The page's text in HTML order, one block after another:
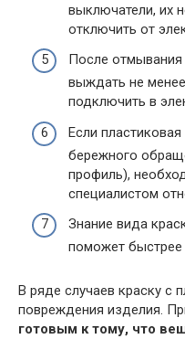
выключатели, их
отключить от
После
выждать не
подключить в
Если
бережного
профиль),
специалистом
Знание вида
поможет быстрее
В ряде случаев краску с
повреждения изделия.
готовым к тому, что